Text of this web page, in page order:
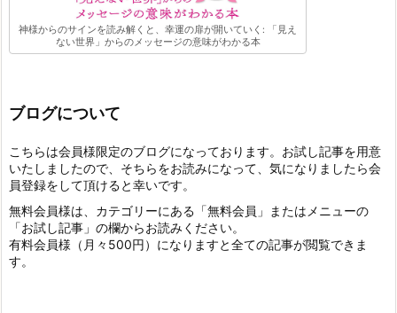
神様からのサインを読み解くと、幸運の扉が開いていく: 「見え
ない世界」からのメッセージの意味がわかる本
ブログについて
こちらは会員様限定のブログになっております。お試し記事を用意
いたしましたので、そちらをお読みになって、気になりましたら会
員登録をして頂けると幸いです。
無料会員様は、カテゴリーにある「無料会員」またはメニューの
「お試し記事」の欄からお読みください。
有料会員様（月々500円）になりますと全ての記事が閲覧できま
す。